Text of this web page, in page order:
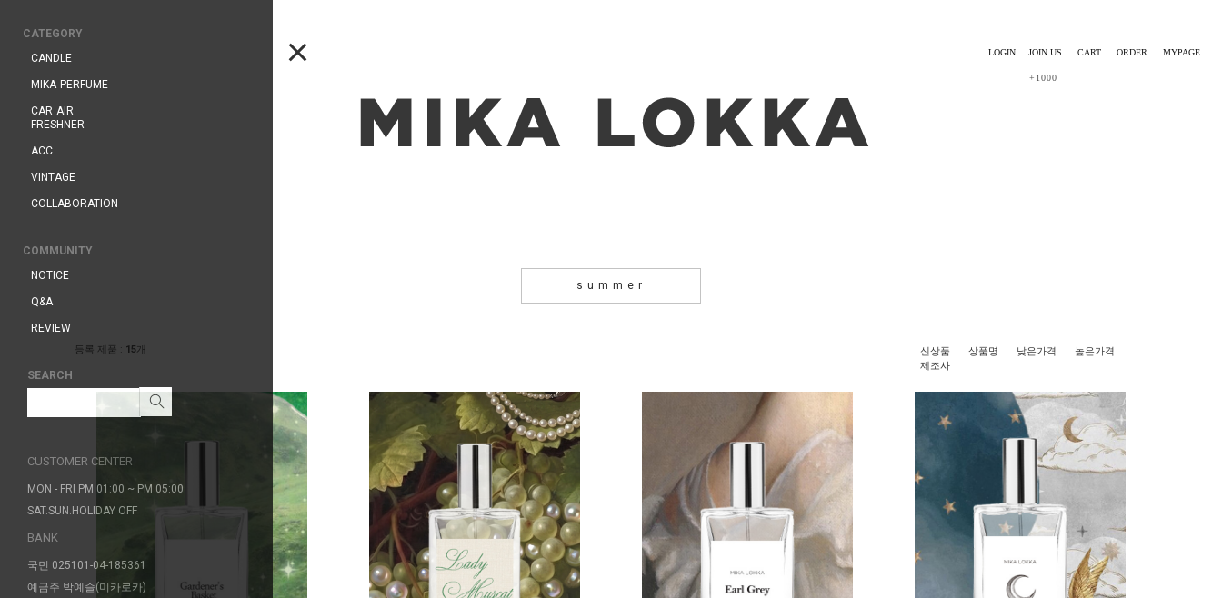
CATEGORY
CANDLE
MIKA PERFUME
CAR AIR
FRESHNER
ACC
VINTAGE
COLLABORATION
COMMUNITY
NOTICE
Q&A
REVIEW
SEARCH
CUSTOMER CENTER
MON - FRI PM 01:00 ~ PM 05:00
SAT.SUN.HOLIDAY OFF
BANK
국민 025101-04-185361
예금주 박예슬(미카로카)
LOGIN JOIN US
+1000
CART ORDER MYPAGE
summer
등록 제품 : 15개 신상품 상품명 낮은가격
높은가격
제조사